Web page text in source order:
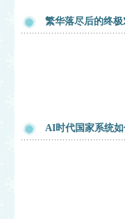
繁华落尽后的终
AI时代国家系统